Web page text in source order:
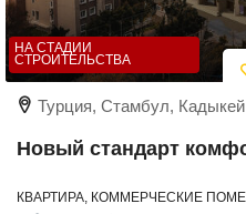
НА СТАДИИ
СТРОИТЕЛЬСТВА
Турция, Стамбул, Кадыкей
Новый стандарт
КВАРТИРА, КОММЕРЧЕСКИЕ